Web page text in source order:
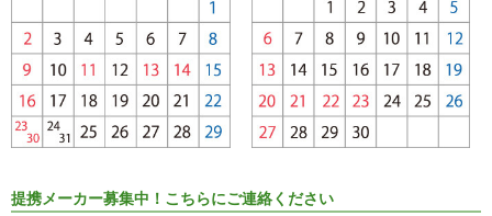
提携メーカー募集中！こちらにご連絡ください